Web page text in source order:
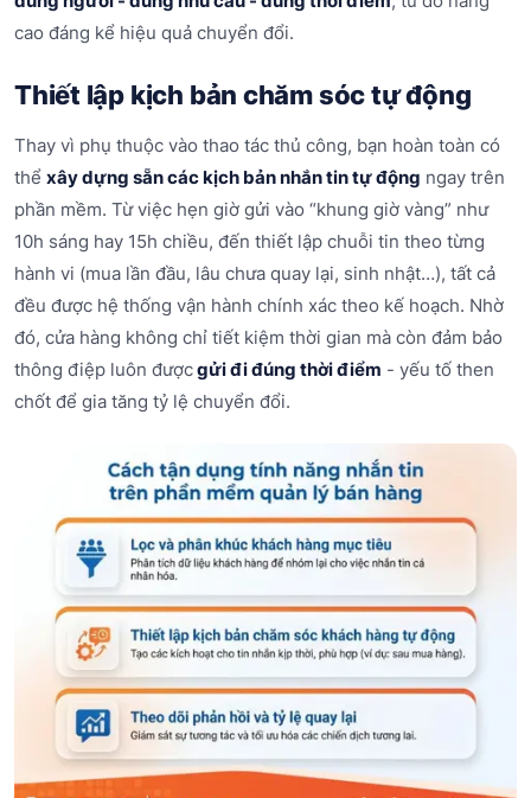
cao đáng kể hiệu quả chuyển đổi.
Thiết lập kịch bản chăm sóc tự động
Thay vì phụ thuộc vào thao tác thủ công, bạn hoàn toàn có
thể xây dựng sẵn các kịch bản nhắn tin tự động ngay trên
phần mềm. Từ việc hẹn giờ gửi vào “khung giờ vàng” như
10h sáng hay 15h chiều, đến thiết lập chuỗi tin theo từng
hành vi (mua lần đầu, lâu chưa quay lại, sinh nhật…), tất cả
đều được hệ thống vận hành chính xác theo kế hoạch. Nhờ
đó, cửa hàng không chỉ tiết kiệm thời gian mà còn đảm bảo
thông điệp luôn đượcgửi đi đúng thời điểm - yếu tố then
chốt để gia tăng tỷ lệ chuyển đổi.